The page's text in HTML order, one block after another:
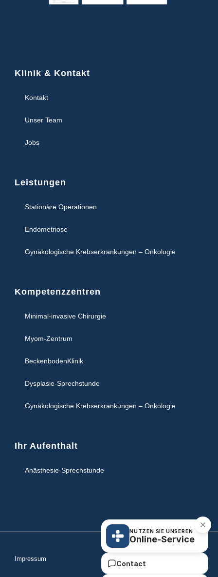
Klinik & Kontakt
Kontakt
Unser Team
Jobs
Leistungen
Stationäre Operationen
Endometriose
Gynäkologische Krebserkrankungen – Onkologie
Kompetenzzentren
Minimal-invasive Chirurgie
Myom-Zentrum
BeckenbodenKlinik
Dysplasie-Sprechstunde
Gynäkologische Krebserkrankungen – Onkologie
Ihr Aufenthalt
Anästhesie-Sprechstunde
Impressum
NUTZEN SIE UNSEREN
Online-Service
Contact